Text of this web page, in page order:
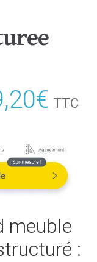
€Le
est :
1
TTC
meuble
: